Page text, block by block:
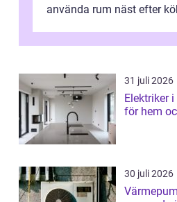
använda rum näst efter
...
31 juli 2026
Elektriker i
för hem
30 juli 2026
Värmepump